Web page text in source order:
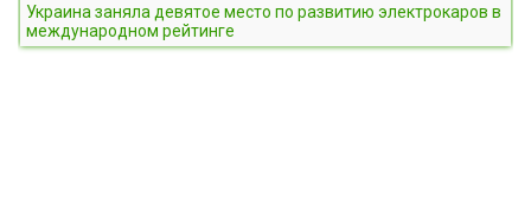
Украина заняла девятое место по развитию электрокаров в
международном рейтинге